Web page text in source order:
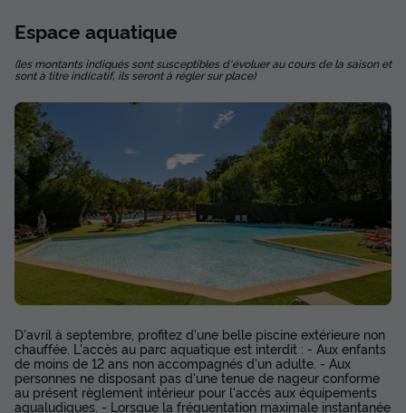
MOBILHOME 4 personnes - MH2 Confort
Clim - SAM
Annulation gratuite
Surface
4
Salle de bain
1
Cafetière
Congélateur
+ 2
MOBILHOME 4 personnes - MH2 Confort Clim - SAM
Espace aquatique
(les montants indiqués sont susceptibles d'évoluer au cours de la saison et
sont à titre indicatif, ils seront à régler sur place)
D'avril à septembre, profitez d'une belle piscine extérieure non
chauffée. L'accès au parc aquatique est interdit : - Aux enfants
de moins de 12 ans non accompagnés d'un adulte. - Aux
personnes ne disposant pas d'une tenue de nageur conforme
au présent règlement intérieur pour l'accès aux équipements
aqualudiques. - Lorsque la fréquentation maximale instantanée